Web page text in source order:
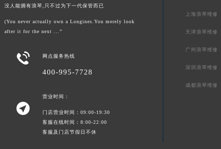
没人能拥有浪琴,只不过为下一代保管而已
(You never actually own a Longines.You merely look
after it for the next ...”
 网点服务热线
400-995-7728

营业时间：
门店营业时间：09:00-19:30
客服在线时间：8:00-22:00
客服及门店节假日不休
上海浪琴维修
天津浪琴维修
广州浪琴维修
深圳浪琴维修
成都浪琴维修